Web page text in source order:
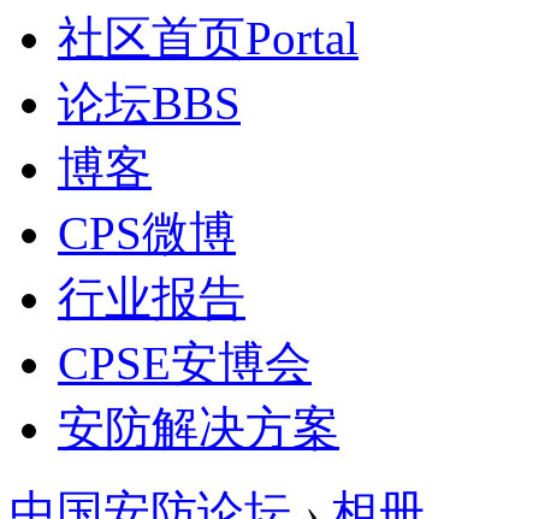
社区首页Portal
论坛BBS
博客
CPS微博
行业报告
CPSE安博会
安防解决方案